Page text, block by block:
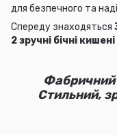
для безпечного та
Спереду знаходяться
2 зручні бічні кишені
Фабричний
Стильний,